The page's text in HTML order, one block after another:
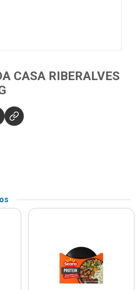
CASA RIBERALVES